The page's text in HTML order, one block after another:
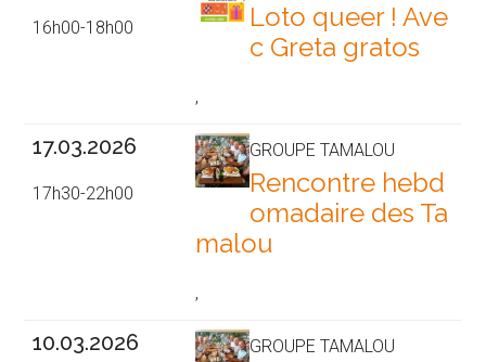
16h00-18h00
Loto queer ! Ave
c Greta gratos
,
17.03.2026
17h30-22h00
GROUPE TAMALOU
Rencontre hebd
omadaire des Ta
malou
,
10.03.2026 GROUPE TAMALOU